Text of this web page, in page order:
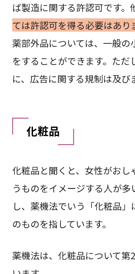
ば製造に関する許認可です。
ては許認可を得る必要はあり
薬部外品については、一般の
をすることができます。ただ
に、広告に関する規制は及び
化粧品
化粧品と聞くと、女性がおし
うものをイメージする人が多
し、薬機法でいう「化粧品
のものを指しています。
薬機法は、化粧品について第